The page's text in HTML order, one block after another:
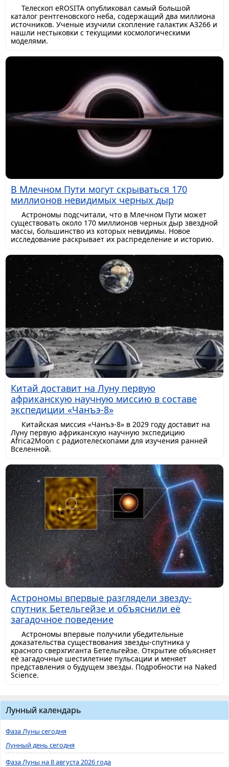
Телескоп eROSITA опубликовал самый большой
каталог рентгеновского неба, содержащий два миллиона
источников. Ученые изучили скопление галактик A3266 и
нашли нестыковки с текущими космологическими
моделями.
В Млечном Пути могут скрываться 170
миллионов невидимых черных дыр
Астрономы подсчитали, что в Млечном Пути может
существовать около 170 миллионов черных дыр звездной
массы, большинство из которых невидимы. Новое
исследование раскрывает их распределение и историю.
Китай доставит на Луну первую
африканскую научную миссию в составе
экспедиции «Чанъэ-8»
Китайская миссия «Чанъэ-8» в 2029 году доставит на
Луну первую африканскую научную экспедицию
Africa2Moon с радиотелескопами для изучения ранней
Вселенной.
Астрономы впервые разглядели звезду-
спутник Бетельгейзе и объяснили её
загадочное поведение
Астрономы впервые получили убедительные
доказательства существования звезды-спутника у
красного сверхгиганта Бетельгейзе. Открытие объясняет
её загадочные шестилетние пульсации и меняет
представления о будущем звезды. Подробности на Naked
Science.
Лунный календарь
Фаза Луны сегодня
Лунный день сегодня
Фаза Луны на 8 августа 2026 года